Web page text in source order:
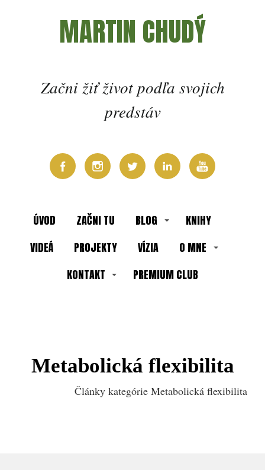
MARTIN CHUDÝ
Začni žiť život podľa svojich
predstáv
ÚVOD ZAČNI TU BLOG
KNIHY
VIDEÁ
PROJEKTY VÍZIA
O MNE
KONTAKT
PREMIUM CLUB
Metabolická flexibilita
Články kategórie Metabolická flexibilita